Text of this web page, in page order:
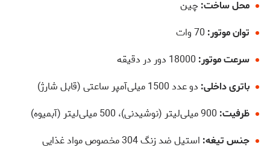
محل ساخت: چین
توان موتور:
سرعت موتور:
باتری داخلی: دو عدد 1500 میلی‌آمپر ساعتی (قابل شارژ)
ظرفیت:
جنس تیغه: استیل ضد زنگ 304 مخصوص مواد غذایی